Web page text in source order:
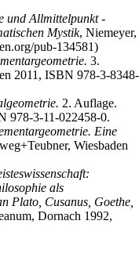
und Allmittelpunkt -
Mystik, Niemeyer,
3.
2011, ISBN 978-3-8348-
2. Auflage.
978-3-11-022458-0.
Eine
Wiesbaden
als
Plato, Cusanus, Goethe,
Dornach 1992,